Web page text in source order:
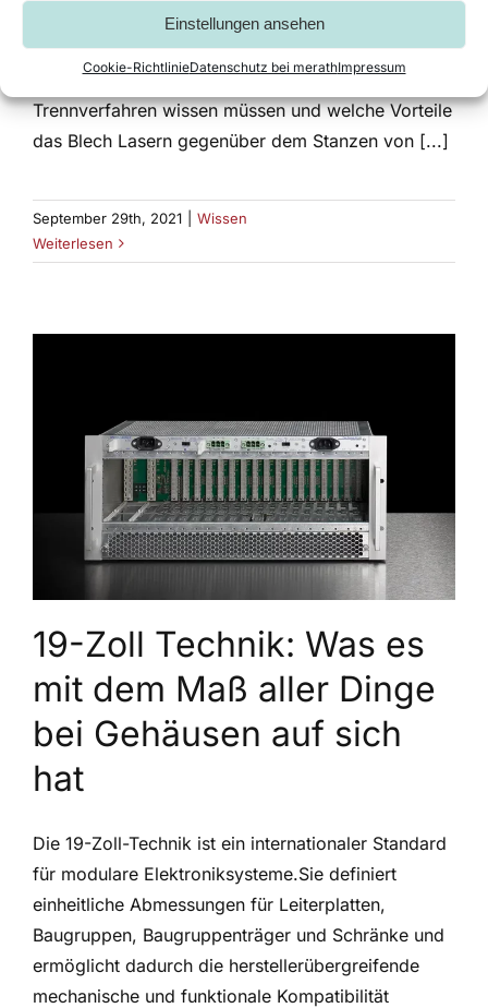
Einstellungen ansehen
Cookie-RichtlinieDatenschutz bei merathImpressum
sich vor allem bei kleineren Losgrößen präzise
Blechteile effizient herstellen lassen. In diesem
Beitrag erfahren Sie alles, was Sie über dieses
Trennverfahren wissen müssen und welche Vorteile
das Blech Lasern gegenüber dem Stanzen von [...]
September 29th, 2021
Wissen
Weiterlesen
19-Zoll Technik: Was es
mit dem Maß aller Dinge
bei Gehäusen auf sich
hat
Die 19-Zoll-Technik ist ein internationaler Standard
für modulare Elektroniksysteme.Sie definiert
einheitliche Abmessungen für Leiterplatten,
Baugruppen, Baugruppenträger und Schränke und
ermöglicht dadurch die herstellerübergreifende
mechanische und funktionale Kompatibilität